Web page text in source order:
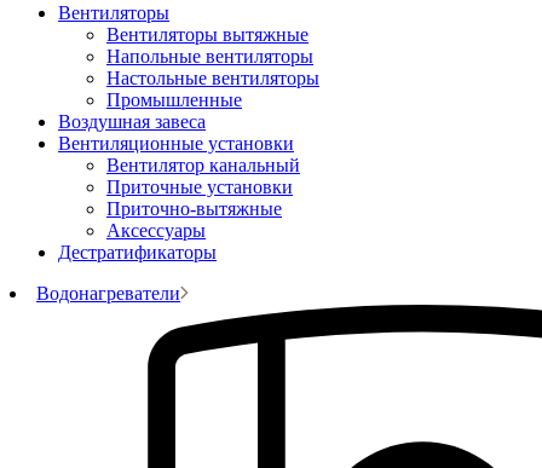
Вентиляторы
Вентиляторы вытяжные
Напольные вентиляторы
Настольные вентиляторы
Промышленные
Воздушная завеса
Вентиляционные установки
Вентилятор канальный
Приточные установки
Приточно-вытяжные
Аксессуары
Дестратификаторы
Водонагреватели